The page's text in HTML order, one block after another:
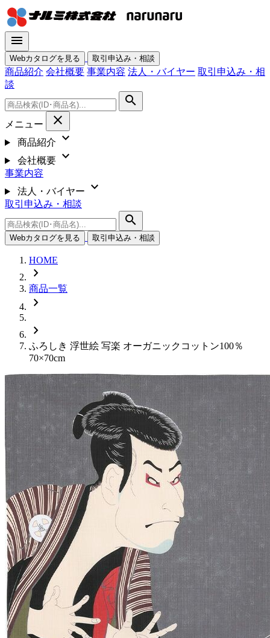
menu
Webカタログを見る 取引申込み・相談
商品紹介 会社概要 事業内容 法人・バイヤー 取引申込み・相
談
search
メニュー close
商品紹介 expand_more
会社概要 expand_more
事業内容
法人・バイヤー
expand_more
取引申込み・相談
search
Webカタログを見る 取引申込み・相談
HOME
chevron_right
商品一覧
chevron_right
chevron_right
ふろしき 浮世絵 写楽 オーガニックコットン100％
70×70cm